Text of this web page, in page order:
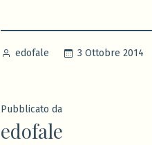
Pubblicato
edofale 3 Ottobre 2014
Pubblicato da
edofale